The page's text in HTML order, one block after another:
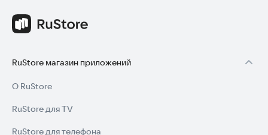
RuStore магазин приложений
О RuStore
RuStore для TV
RuStore для телефона